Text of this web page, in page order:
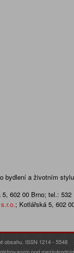
bydlení a životním
5, 602 00 Brno; tel.: 532
; Kotlářská 5, 602
obsahu. ISSN 1214 - 5548